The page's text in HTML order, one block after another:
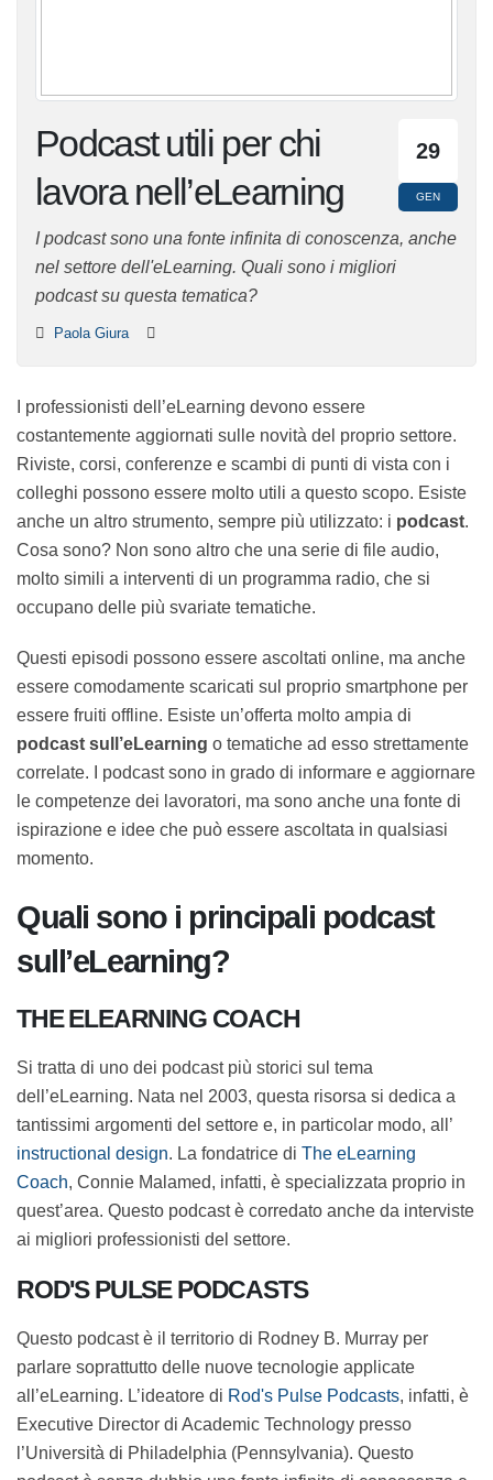
29
GEN
Podcast utili per chi
lavora nell’eLearning
I podcast sono una fonte infinita di conoscenza, anche
nel settore dell'eLearning. Quali sono i migliori podcast
su questa tematica?
Paola Giura
I professionisti dell’eLearning devono essere
costantemente aggiornati sulle novità del proprio
settore. Riviste, corsi, conferenze e scambi di punti di
vista con i colleghi possono essere molto utili a questo
scopo. Esiste anche un altro strumento, sempre più
utilizzato: ipodcast. Cosa sono? Non sono altro che
una serie di file audio, molto simili a interventi di un
programma radio, che si occupano delle più svariate
Questi episodi possono essere ascoltati online, ma
anche essere comodamente scaricati sul proprio
smartphone per essere fruiti offline. Esiste un’offerta
molto ampia dipodcast sull’eLearningo tematiche ad
esso strettamente correlate. I podcast sono in grado di
informare e aggiornare le competenze dei lavoratori,
ma sono anche una fonte di ispirazione e idee che può
Quali sono i principali podcast
sull’eLearning?
Si tratta di uno dei podcast più storici sul tema
dell’eLearning. Nata nel 2003, questa risorsa si dedica a
tantissimi argomenti del settore e, in particolar modo,
all’instructional design. La fondatrice diThe eLearning
Coach, Connie Malamed, infatti, è specializzata proprio
in quest’area. Questo podcast è corredato anche da
Questo podcast è il territorio di Rodney B. Murray per
parlare soprattutto delle nuove tecnologie applicate
all’eLearning. L’ideatore diRod's Pulse Podcasts
è Executive Director di Academic Technology presso